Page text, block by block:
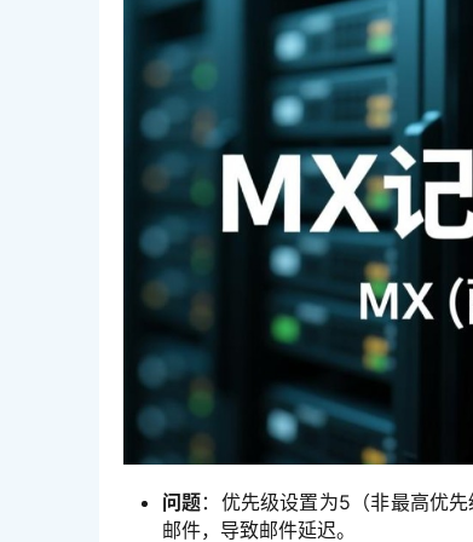
问题：优先级设置为5（非最高优
邮件，导致邮件延迟。